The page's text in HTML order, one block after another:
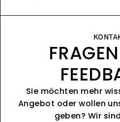
Sie möchten mehr
Angebot oder wollen
geben? Wir